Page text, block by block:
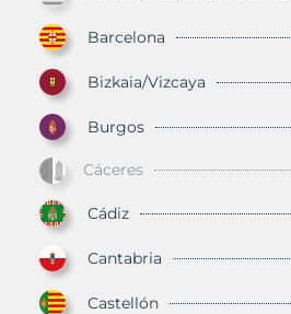
Barcelona
Bizkaia/Vizcaya
Burgos
Cáceres
Cádiz
Cantabria
Castellón